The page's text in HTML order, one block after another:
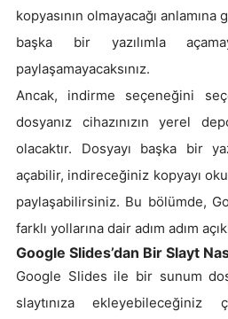
kopyasının olmayacağı
başka bir yazılımla
paylaşamayacaksınız.
Ancak, indirme seçeneğini
dosyanız cihazınızın yerel
olacaktır. Dosyayı başka bir
açabilir, indireceğiniz kopyayı
paylaşabilirsiniz. Bu bölümde,
farklı yollarına dair adım adım
Google Slides’dan Bir Slayt
Google Slides ile bir sunum
slaytınıza